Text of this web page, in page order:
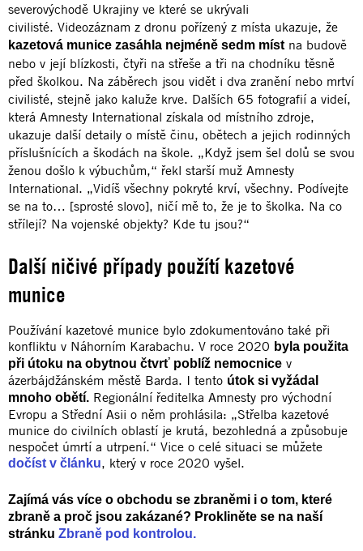
severovýchodě Ukrajiny ve které se ukrývali
civilisté. Videozáznam z dronu pořízený z místa ukazuje, že
kazetová munice zasáhla nejméně sedm místna budově
nebo v její blízkosti, čtyři na střeše a tři na chodníku těsně
před školkou. Na záběrech jsou vidět i dva zranění nebo mrtví
civilisté, stejně jako kaluže krve. Dalších 65 fotografií a videí,
která Amnesty International získala od místního zdroje,
ukazuje další detaily o místě činu, obětech a jejich rodinných
příslušnících a škodách na škole. „Když jsem šel dolů se svou
ženou došlo k výbuchům,“ řekl starší muž Amnesty
International. „Vidíš všechny pokryté krví, všechny. Podívejte
se na to… [sprosté slovo], ničí mě to, že je to školka. Na co
střílejí? Na vojenské objekty? Kde tu jsou?“
Další ničivé případy použítí kazetové
munice
Používání kazetové munice bylo zdokumentováno také při
konfliktu v Náhorním Karabachu. V roce 2020 byla použita
při útoku na obytnou čtvrť poblíž nemocnice v
ázerbájdžánském městě Barda. I tento útok si vyžádal
mnoho obětí. Regionální ředitelka Amnesty pro východní
Evropu a Střední Asii o něm prohlásila: „Střelba kazetové
munice do civilních oblastí je krutá, bezohledná a způsobuje
nespočet úmrtí a utrpení.“ Vice o celé situaci se můžete
dočíst v článku, který v roce 2020 vyšel.
Zajímá vás více o obchodu se zbraněmi i o tom, které
zbraně a proč jsou zakázané? Prokliněte se na naší
stránku Zbraně pod kontrolou.